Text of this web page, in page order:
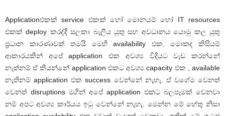
Applicationඑකක් service එකක් හෝ මොනයම් හෝ IT resources
එකක් deploy කරද්දී සලකා බැලිය යුතු සහ අවධානය යොමු කල යුතු
ප්‍රධාන කාරණාවක් තමයි මෙහි availability එක. මොකද කිසියම්
ආකාරයකින් අපේ application එක අවශ්‍ය විදියට වැඩ කරන්නේ
නැත්නම් ඒ කියන්නේ application එකට අවශ්‍ය capacity එක , available
නැතිනම් application එක success වෙන්නේ නැහැ. ඒ වගේම වෙනත්
වෙනත් disruptions මගින් අපේ application එකට බලපෑමක් වෙනවා
නම් අපට අවශ්‍ය කාර්යය ඉටු වෙන්නේ නැහැ. මෙන්න මේ හේතු නිසා